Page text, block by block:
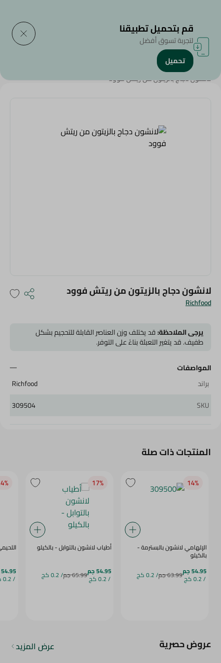
الرئيسية/اللحوم الباردة
لانشون دجاج بالزيتون من ريتش فوود
Richfood
لانشون دجاج بالزيتون من ريتش فوود
يرجى الملاحظة:قد يختلف وزن العناصر القابلة للتحجيم بشكل
طفيف. قد يتغير التعبئة بناءً على التوفر.
المواصفات
براند
Richfood
SKU
309504
المنتجات ذات صلة
14‎%‎
الإلهامي لانشون بالبسترمة -
بالكيلو
54.95 جم
/ 0.2 كج 63.99 جم / 0.2 كج
17‎%‎
أطياب لانشون بالتوابل - بالكيلو
54.95 جم
/ 0.2 كج 65.99 جم / 0.2 كج 54.95 جم
/ 0.2 كج
عروض حصرية عرض المزيد
قم بتحميل تطبيقنا
لتجربة تسوق أفضل
تحميل